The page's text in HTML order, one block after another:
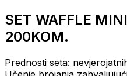
SET WAFFLE
200KOM.
Prednosti seta: